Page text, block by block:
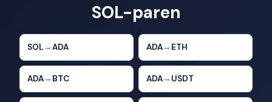
SOL-paren
SOL →ADA ADA→ ETH
ADA→ BTC ADA→ USDT